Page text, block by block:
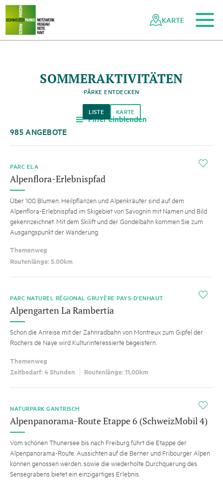
Navigieren
Netzwerk
Schweizer
Schnellnavigation
Zum Hauptinhalt
Zur mobilen Navigation
Zur Suche
Zum Fussbereich
Zur Sitemap
KARTE
SOMMERAKTIVITÄTEN
PÄRKE ENTDECKEN
a Filter einblenden
LISTE KARTE
985 ANGEBOTE
i
PARC ELA
Alpenflora-Erlebnispfad
Über 100 Blumen, Heilpflanzen und Alpenkräuter sind auf dem
Alpenflora-Erlebnispfad im Skigebiet von Savognin mit Namen und Bild
gekennzeichnet. Mit dem Skilift und der Gondelbahn kommen Sie zum
Ausgangspunkt der Wanderung.
Themenweg
Routenlänge: 5.00km
i
PARC NATUREL RÉGIONAL GRUYÈRE PAYS-D'ENHAUT
Alpengarten La Rambertia
Schon die Anreise mit der Zahnradbahn von Montreux zum Gipfel der
Rochers de Naye wird Kulturinteressierte begeistern.
Themenweg
Zeitbedarf: 4 Stunden
Routenlänge: 11.00km
i
NATURPARK GANTRISCH
Alpenpanorama-Route Etappe 6 (SchweizMobil 4)
Vom schönen Thunersee bis nach Freiburg führt die Etappe der
Alpenpanorama-Route. Aussichten auf die Berner und Fribourger Alpen
können genossen werden, sowie die wiederholte Durchquerung des
Sensegrabens bietet ein einzigartiges Erlebnis.